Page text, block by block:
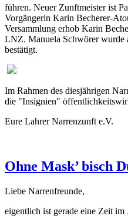
führen. Neuer Zunftmeister ist
Vorgängerin Karin Becherer-
Versammlung erhob Karin
LNZ. Manuela Schwörer
bestätigt.
Im Rahmen des diesjährigen
die "Insignien"
Eure Lahrer Narrenzunft e.V.
Ohne Mask’ bisch
Liebe Narrenfreunde,
eigentlich ist gerade eine Zeit im